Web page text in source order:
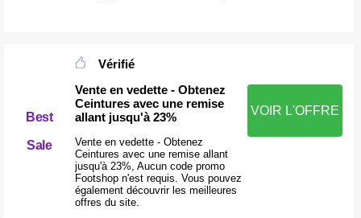
Best
Sale
Vérifié
Vente en vedette - Obtenez
Ceintures avec une remise
allant jusqu'à 23%
Vente en vedette - Obtenez
Ceintures avec une remise allant
jusqu'à 23%, Aucun code promo
Footshop n'est requis. Vous pouvez
également découvrir les meilleures
offres du site.
VOIR L'OFFRE